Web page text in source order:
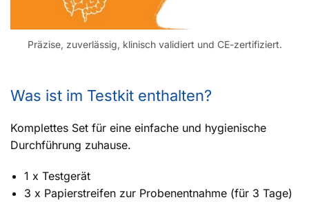
Präzise, zuverlässig, klinisch validiert und CE-zertifiziert.
Was ist im Testkit enthalten?
Komplettes Set für eine einfache und hygienische
Durchführung zuhause.
1 x Testgerät
3 x Papierstreifen zur Probenentnahme (für 3 Tage)